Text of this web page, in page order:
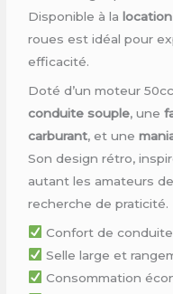
Disponible à la
roues est idéal pour
efficacité.
Doté d’un moteur
conduite souple, une
carburant, et une
Son design rétro,
autant les amateurs
recherche de praticité.
Confort de conduite
Selle large et
Consommation